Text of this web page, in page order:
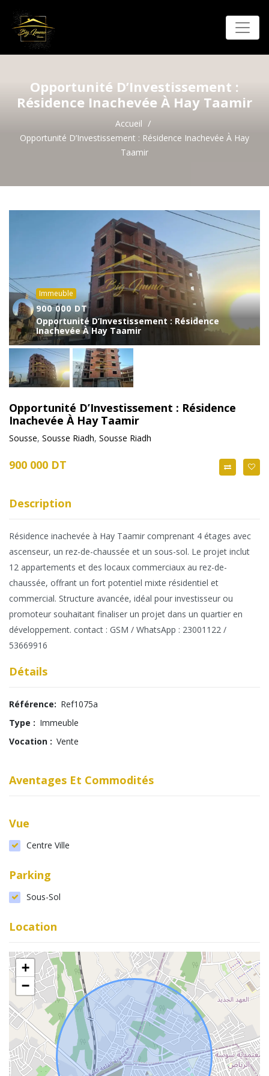
Opportunité D’Investissement :
Résidence Inachevée À Hay Taamir
Accueil
Opportunité D’Investissement : Résidence Inachevée À Hay
Taamir
Immeuble
900 000 DT
Opportunité D’Investissement : Résidence
Inachevée À Hay Taamir
Opportunité D’Investissement : Résidence
Inachevée À Hay Taamir
Sousse, Sousse Riadh, Sousse Riadh
900 000 DT
Description
Résidence inachevée à Hay Taamir comprenant 4 étages avec
ascenseur, un rez-de-chaussée et un sous-sol. Le projet inclut
12 appartements et des locaux commerciaux au rez-de-
chaussée, offrant un fort potentiel mixte résidentiel et
commercial. Structure avancée, idéal pour investisseur ou
promoteur souhaitant finaliser un projet dans un quartier en
développement. contact : GSM / WhatsApp : 23001122 /
53669916
Détails
Référence: Ref1075a
Type : Immeuble
Vocation : Vente
Aventages Et Commodités
Vue
Centre Ville
Parking
Sous-Sol
Location
+
−